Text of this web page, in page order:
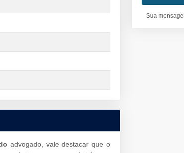
advogado, vale destacar que o
Sua